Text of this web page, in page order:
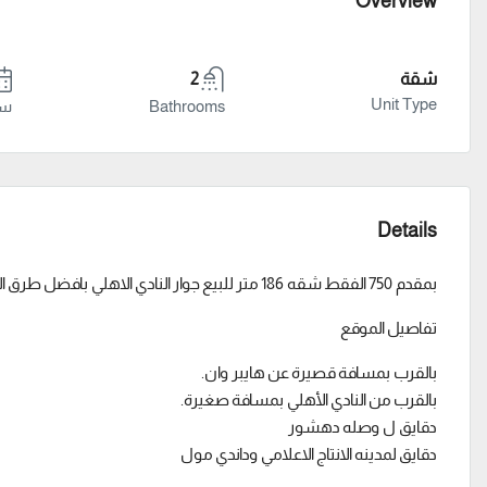
شقة
Unit Type
2
Bathrooms
Details
بمقدم 750 الفقط شقه 186 متر للبيع جوار النادي الاهلي بافضل طرق السداد
تفاصيل الموقع
بالقرب بمسافة قصيرة عن هايبر وان.
بالقرب من النادي الأهلي بمسافة صغيرة.
دقايق ل وصله دهشور
دقايق لمدينه الانتاج الاعلامي وداندي مول